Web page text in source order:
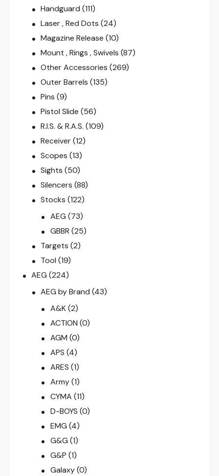
Handguard (111)
Laser , Red Dots (24)
Magazine Release (10)
Mount , Rings , Swivels (87)
Other Accessories (269)
Outer Barrels (135)
Pins (9)
Pistol Slide (56)
R.I.S. & R.A.S. (109)
Receiver (12)
Scopes (13)
Sights (50)
Silencers (88)
Stocks (122)
AEG (73)
GBBR (25)
Targets (2)
Tool (19)
AEG (224)
AEG by Brand (43)
A&K (2)
ACTION (0)
AGM (0)
APS (4)
ARES (1)
Army (1)
CYMA (11)
D-BOYS (0)
EMG (4)
G&G (1)
G&P (1)
Galaxy (0)